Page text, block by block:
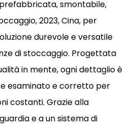
smontabile,
2023, Cina, per
durevole e versatile
di stoccaggio. Progettata
in mente, ogni dettaglio è
esaminato e corretto per
costanti. Grazie alla
e a un sistema di